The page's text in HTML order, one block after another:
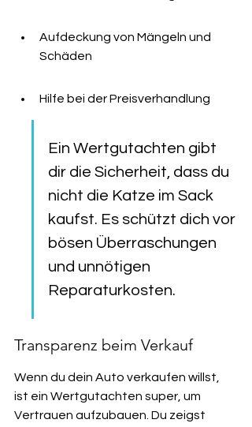
Aufdeckung von Mängeln und
Schäden
Hilfe bei der Preisverhandlung
Ein Wertgutachten gibt
dir die Sicherheit, dass du
nicht die Katze im Sack
kaufst. Es schützt dich vor
bösen Überraschungen
und unnötigen
Reparaturkosten.
Transparenz beim Verkauf
Wenn du dein Auto verkaufen willst,
ist ein Wertgutachten super, um
Vertrauen aufzubauen. Du zeigst